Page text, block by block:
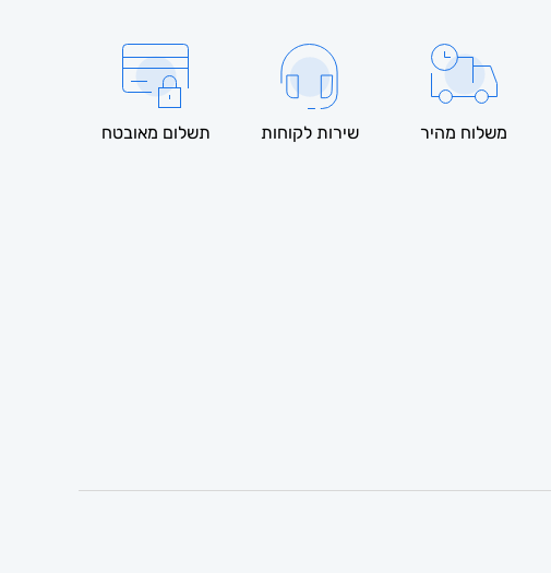
משלוח מהיר שירות לקוחות תשלום מאובטח